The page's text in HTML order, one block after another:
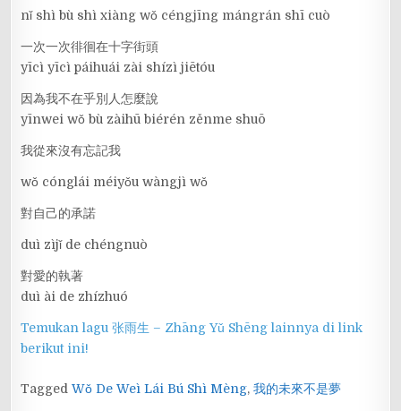
nǐ shì bù shì xiàng wǒ céngjīng mángrán shī cuò
一次一次徘徊在十字街頭
yīcì yīcì páihuái zài shízì jiētóu
因為我不在乎別人怎麼說
yīnwei wǒ bù zàihū biérén zěnme shuō
我從來沒有忘記我
wǒ cónglái méiyǒu wàngjì wǒ
對自己的承諾
duì zìjǐ de chéngnuò
對愛的執著
duì ài de zhízhuó
Temukan lagu 张雨生 – Zhāng Yǔ Shēng lainnya di link
berikut ini!
TaggedWǒ De Weì Lái Bú Shì Mèng,我的未來不是夢